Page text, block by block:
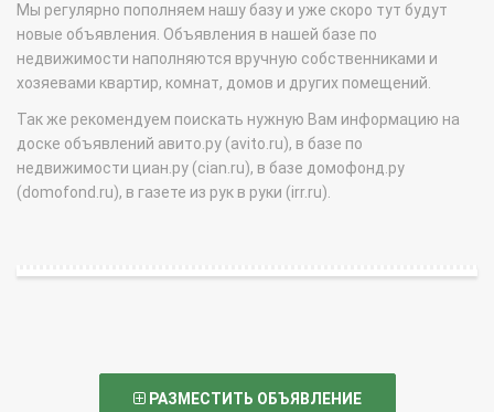
Мы регулярно пополняем нашу базу и уже скоро тут будут
новые объявления. Объявления в нашей базе по
недвижимости наполняются вручную собственниками и
хозяевами квартир, комнат, домов и других помещений.
Так же рекомендуем поискать нужную Вам информацию на
доске объявлений авито.ру (avito.ru), в базе по
недвижимости циан.ру (cian.ru), в базе домофонд.ру
(domofond.ru), в газете из рук в руки (irr.ru).
РАЗМЕСТИТЬ ОБЪЯВЛЕНИЕ